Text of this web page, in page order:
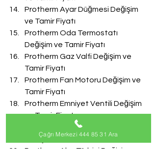
Protherm Ayar Düğmesi Değişim
ve Tamir Fiyatı
Protherm Oda Termostatı
Değişim ve Tamir Fiyatı
Protherm Gaz Valfi Değişim ve
Tamir Fiyatı
Protherm Fan Motoru Değişim ve
Tamir Fiyatı
Protherm Emniyet Ventili Değişim
ve Tamir Fiyatı
Protherm Doldurma Musluğu
Değişim ve Tamir Fiyatı
Protherm Akış Türbini Değişim ve
Çağrı Merkezi 444 85 31 Ara